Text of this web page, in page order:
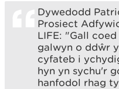
Dywedodd
Prosiect
LIFE: "Gall
galwyn o ddŵr
cyfateb i
hyn yn sychu'r
hanfodol rhag